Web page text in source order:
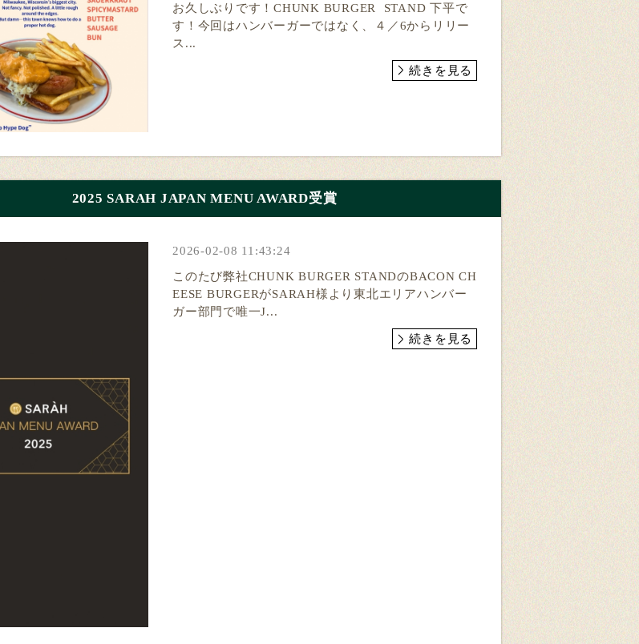
お久しぶりです！CHUNK BURGER STAND 下平で
す！今回はハンバーガーではなく、４／6からリリー
ス...
続きを見る
2025 SARAH JAPAN MENU AWARD受賞
2026-02-08 11:43:24
このたび弊社CHUNK BURGER STANDのBACON CH
EESE BURGERがSARAH様より東北エリアハンバー
ガー部門で唯一J...
続きを見る